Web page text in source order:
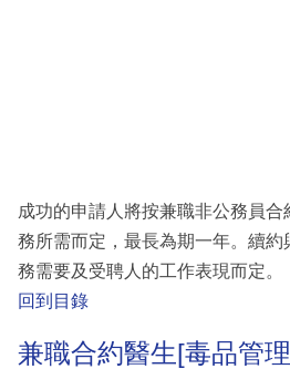
成功的申請人將按兼職非公務員
務所需而定，最長為期一年。續約
務需要及受聘人的工作表現而定。
回到目錄
兼職合約醫生[毒品管